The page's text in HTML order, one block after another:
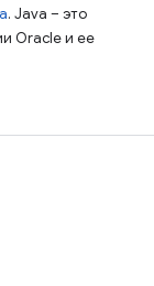
. Java – это
Oracle и ее